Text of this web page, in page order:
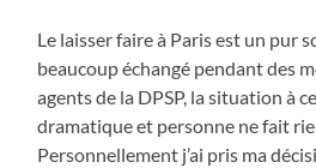
Le laisser faire à Paris est un pur
beaucoup échangé pendant des
agents de la DPSP, la situation à
dramatique et personne ne fait
Personnellement j’ai pris ma